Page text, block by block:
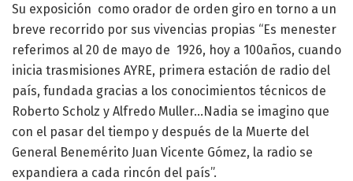
Su exposición como orador de orden giro en torno a un
breve recorrido por sus vivencias propias “Es menester
referimos al 20 de mayo de 1926, hoy a 100años, cuando
inicia trasmisiones AYRE, primera estación de radio del
país, fundada gracias a los conocimientos técnicos de
Roberto Scholz y Alfredo Muller…Nadia se imagino que
con el pasar del tiempo y después de la Muerte del
General Benemérito Juan Vicente Gómez, la radio se
expandiera a cada rincón del país”.